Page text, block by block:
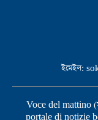
ইমেইল:
Voce del mattino
portale di notizie